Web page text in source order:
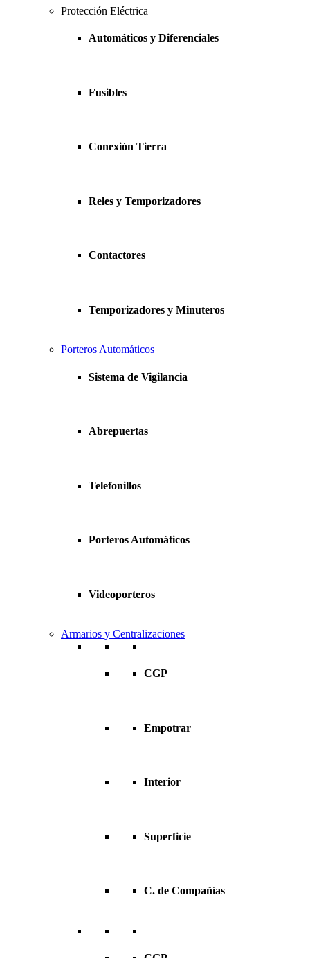
Protección Eléctrica
Automáticos y Diferenciales
Fusibles
Conexión Tierra
Reles y Temporizadores
Contactores
Temporizadores y Minuteros
Porteros Automáticos
Sistema de Vigilancia
Abrepuertas
Telefonillos
Porteros Automáticos
Videoporteros
Armarios y Centralizaciones
CGP
Empotrar
Interior
Superficie
C. de Compañías